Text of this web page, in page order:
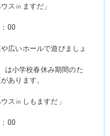
ス㏌ますだ」
00
広いホールで遊びましょ
は小学校春休み期間のた
あります。
ス㏌しもますだ」
00